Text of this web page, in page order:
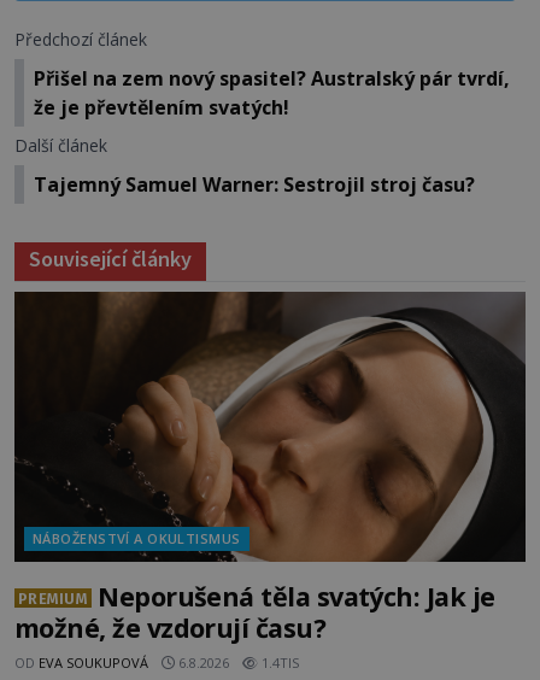
Předchozí článek
Přišel na zem nový spasitel? Australský pár tvrdí,
že je převtělením svatých!
Další článek
Tajemný Samuel Warner: Sestrojil stroj času?
Související články
NÁBOŽENSTVÍ A OKULTISMUS
PREMIUM
Neporušená těla svatých: Jak je
možné, že vzdorují času?
OD EVA SOUKUPOVÁ 6.8.2026 1.4TIS